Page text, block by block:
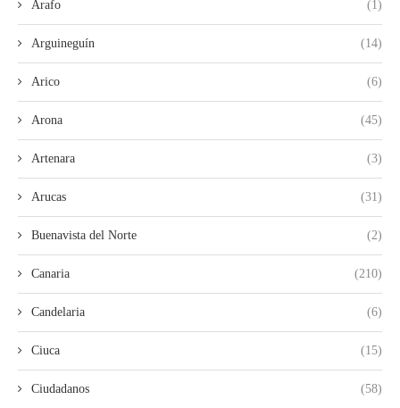
Arafo (1)
Arguineguín (14)
Arico (6)
Arona (45)
Artenara (3)
Arucas (31)
Buenavista del Norte (2)
Canaria (210)
Candelaria (6)
Ciuca (15)
Ciudadanos (58)